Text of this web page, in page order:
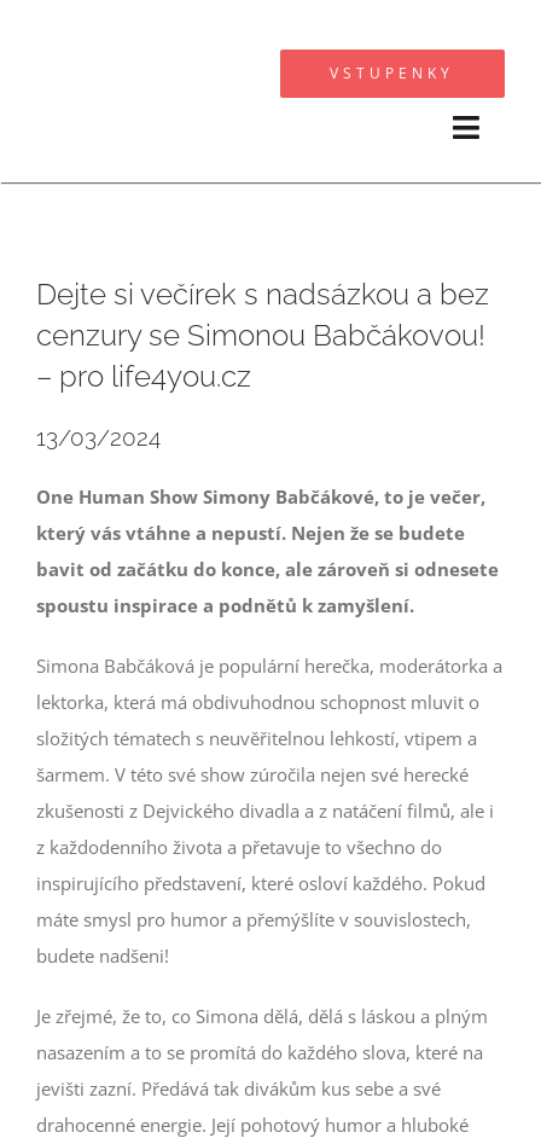
VSTUPENKY
SPOLUPRACUJI
FOTOGALERIE
OSTATNÍ
VSTUPENKY
Dejte si večírek s nadsázkou a bez
cenzury se Simonou Babčákovou!
– pro life4you.cz
13/03/2024
One Human Show Simony Babčákové, to je večer,
který vás vtáhne a nepustí. Nejen že se budete
bavit od začátku do konce, ale zároveň si odnesete
spoustu inspirace a podnětů k zamyšlení.
Simona Babčáková je populární herečka, moderátorka a
lektorka, která má obdivuhodnou schopnost mluvit o
složitých tématech s neuvěřitelnou lehkostí, vtipem a
šarmem. V této své show zúročila nejen své herecké
zkušenosti z Dejvického divadla a z natáčení filmů, ale i
z každodenního života a přetavuje to všechno do
inspirujícího představení, které osloví každého. Pokud
máte smysl pro humor a přemýšlíte v souvislostech,
budete nadšeni!
Je zřejmé, že to, co Simona dělá, dělá s láskou a plným
nasazením a to se promítá do každého slova, které na
jevišti zazní. Předává tak divákům kus sebe a své
drahocenné energie. Její pohotový humor a hluboké